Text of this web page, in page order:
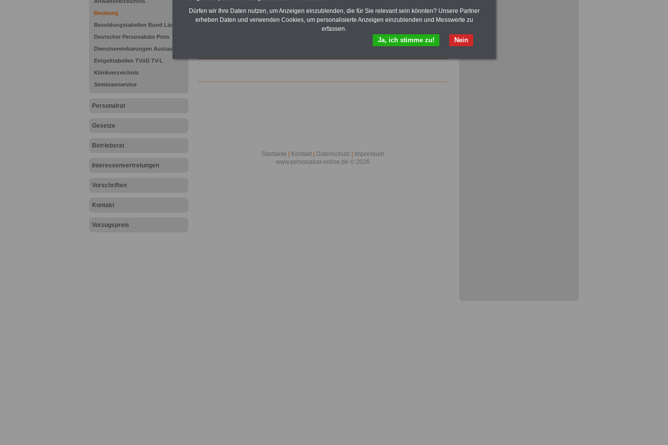
Beratung
Besoldungstabellen Bund Länder
Deutscher Personalräte Preis
Dienstvereinbarungen Austausch
Entgelttabellen TVöD TV-L
Klinikverzeichnis
Seminareservice
Personalrat
Gesetze
Betriebsrat
Interessenvertretungen
Vorschriften
Kontakt
Vorzugspreis
Startseite Kontakt Datenschutz
Impressum
www.personalrat-online.de © 2026
Dürfen wir Ihre Daten nutzen, um Anzeigen einzublenden, die für Sie relevant sein könnten? Unsere Partner
erheben Daten und verwenden Cookies, um personalisierte Anzeigen einzublenden und Messwerte zu
erfassen.
Nein
Ja, ich stimme zu!